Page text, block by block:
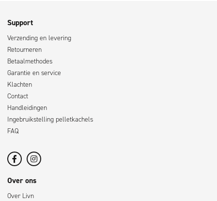
Support
Verzending en levering
Retourneren
Betaalmethodes
Garantie en service
Klachten
Contact
Handleidingen
Ingebruikstelling pelletkachels
FAQ
Over ons
Over Livn